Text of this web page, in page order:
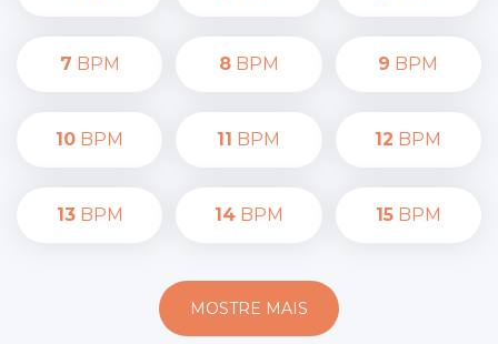
7 BPM 8BPM 9 BPM
10 BPM 11 BPM 12 BPM
13BPM 14BPM 15BPM
MOSTRE MAIS